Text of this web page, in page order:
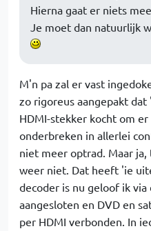
Hierna gaat er niets
Je moet dan natuurlijk
M'n pa zal er vast
zo rigoreus aangepakt
HDMI-stekker kocht om
onderbreken in allerlei
niet meer optrad. Maar
weer niet. Dat heeft 'ie
decoder is nu geloof ik
aangesloten en DVD en
per HDMI verbonden. In